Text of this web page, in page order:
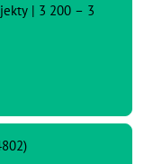
| 3 200 – 3